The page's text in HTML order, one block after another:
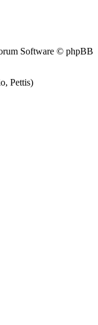
Software © phpBB
Pettis)